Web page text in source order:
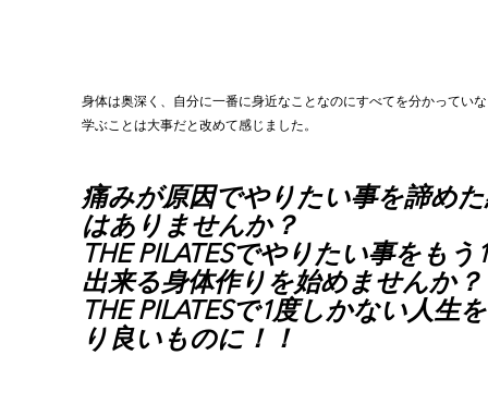
身体は奥深く、自分に一番に身近なことなのにすべてを分かってい
学ぶことは大事だと改めて感じました。
痛みが原因でやりたい事を諦め
はありませんか？
THE PILATESでやりたい事をもう
出来る身体作りを始めませんか？
THE PILATESで1度しかない人生
り良いものに！！